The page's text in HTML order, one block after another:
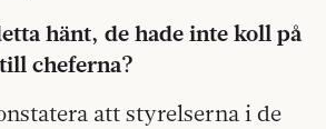
hänt, de hade inte koll på
cheferna?
att styrelserna i de